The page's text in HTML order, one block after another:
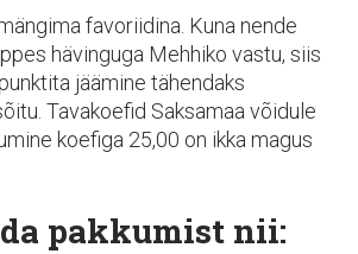
favoriidina. Kuna nende
hävinguga Mehhiko vastu, siis
jäämine tähendaks
Tavakoefid Saksamaa võidule
koefiga 25,00 on ikka magus
pakkumist nii: